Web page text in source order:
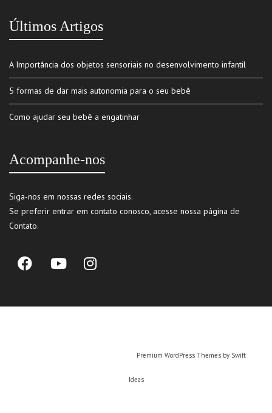
Últimos Artigos
A Importância dos objetos sensoriais no desenvolvimento infantil
5 formas de dar mais autonomia para o seu bebê
Como ajudar seu bebê a engatinhar
Acompanhe-nos
Siga-nos em nossas redes sociais.
Se preferir entrar em contato conosco, acesse nossa página de
Contato.
Premium WordPress Themes by Swift
Ideas